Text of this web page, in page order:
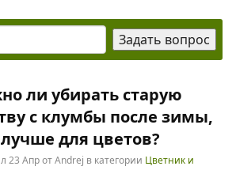
ли убирать старую
с клумбы после зимы,
для цветов?
23 АпротAndrej в категории Цветник и